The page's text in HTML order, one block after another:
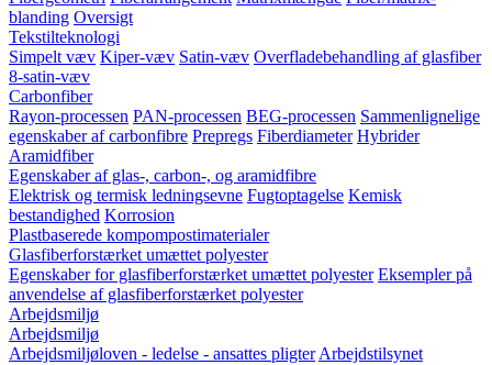
blanding Oversigt
Tekstilteknologi
Simpelt væv Kiper-væv Satin-væv Overfladebehandling af glasfiber
8-satin-væv
Carbonfiber
Rayon-processen PAN-processen BEG-processen Sammenlignelige
egenskaber af carbonfibre Prepregs Fiberdiameter Hybrider
Aramidfiber
Egenskaber af glas-, carbon-, og aramidfibre
Elektrisk og termisk ledningsevne Fugtoptagelse Kemisk
bestandighed Korrosion
Plastbaserede kompompostimaterialer
Glasfiberforstærket umættet polyester
Egenskaber for glasfiberforstærket umættet polyester Eksempler på
anvendelse af glasfiberforstærket polyester
Arbejdsmiljø
Arbejdsmiljø
Arbejdsmiljøloven - ledelse - ansattes pligter Arbejdstilsynet